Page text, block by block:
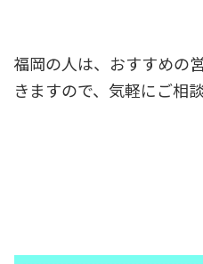
福岡の人は、おすすめの
きますので、気軽にご相